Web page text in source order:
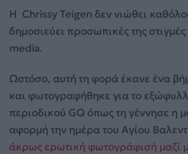
Η Chrissy Teigen δεν νιώθει
δημοσιεύει προσωπικές της
media.
Ωστόσο, αυτή τη φορά έκανε ένα
και φωτογραφήθηκε για το
περιοδικού GQ όπως τη γέννησε η
αφορμή την ημέρα του Αγίου
άκρως ερωτική φωτογράφισή μαζί